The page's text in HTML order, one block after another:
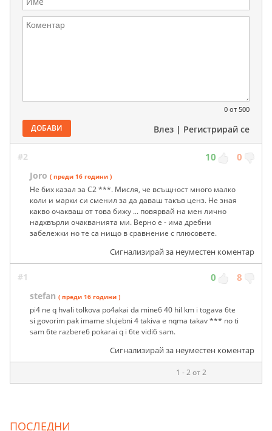
0 от 500
ДОБАВИ Влез | Регистрирай се
#2 10 0
Joro ( преди 16 години )
Не бих казал за C2 ***. Мисля, че всъщност много малко
коли и марки си сменил за да даваш такъв ценз. Не зная
какво очакваш от това бижу ... повярвай на мен лично
надхвърли очакванията ми. Верно е - има дребни
забележки но те са нищо в сравнение с плюсовете.
Сигнализирай за неуместен коментар
#1 0 8
stefan ( преди 16 години )
pi4 ne q hvali tolkova po4akai da mine6 40 hil km i togava 6te
si govorim pak imame slujebni 4 takiva e nqma takav *** no ti
sam 6te razbere6 pokarai q i 6te vidi6 sam.
Сигнализирай за неуместен коментар
1 - 2 от 2
ПОСЛЕДНИ